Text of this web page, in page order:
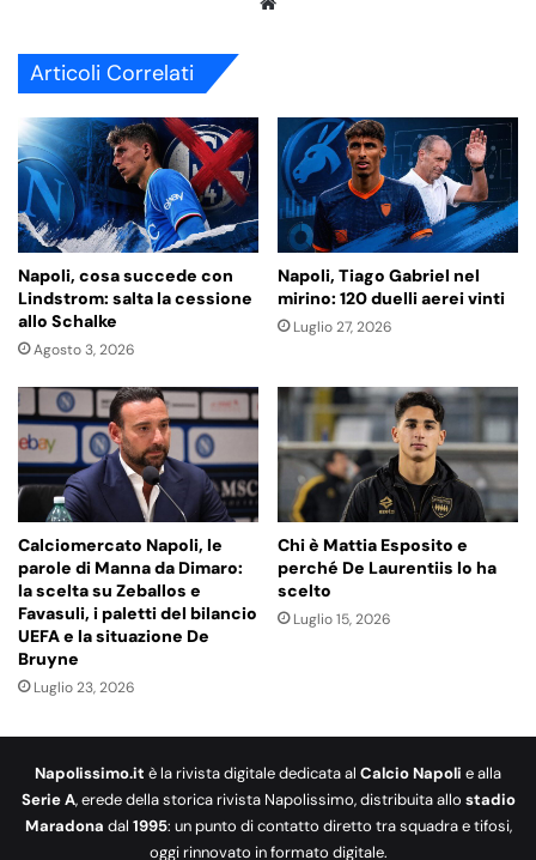
Articoli Correlati
Napoli, cosa succede con
Lindstrom: salta la cessione
allo Schalke
Agosto 3, 2026
Napoli, Tiago Gabriel nel
mirino: 120 duelli aerei vinti
Luglio 27, 2026
Calciomercato Napoli, le
parole di Manna da Dimaro:
la scelta su Zeballos e
Favasuli, i paletti del bilancio
UEFA e la situazione De
Bruyne
Luglio 23, 2026
Chi è Mattia Esposito e
perché De Laurentiis lo ha
scelto
Luglio 15, 2026
Napolissimo.it è la rivista digitale dedicata al Calcio Napoli e alla
Serie A, erede della storica rivista Napolissimo, distribuita allo stadio
Maradona dal 1995: un punto di contatto diretto tra squadra e tifosi,
oggi rinnovato in formato digitale.